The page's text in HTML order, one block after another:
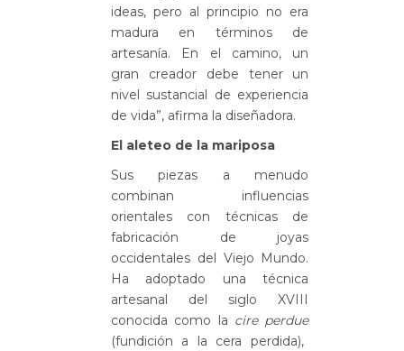
ideas, pero al principio no era
madura en términos de
artesanía. En el camino, un
gran creador debe tener un
nivel sustancial de experiencia
de vida”, afirma la diseñadora.
El aleteo de la mariposa
Sus piezas a menudo
combinan influencias
orientales con técnicas de
fabricación de joyas
occidentales del Viejo Mundo.
Ha adoptado una técnica
artesanal del siglo XVIII
conocida como la cire perdue
(fundición a la cera perdida),